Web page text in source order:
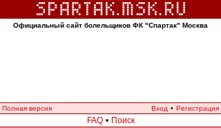
Официальный сайт болельщиков ФК "Спартак" Москва
Полная версия Вход • Регистрация
FAQ • Поиск